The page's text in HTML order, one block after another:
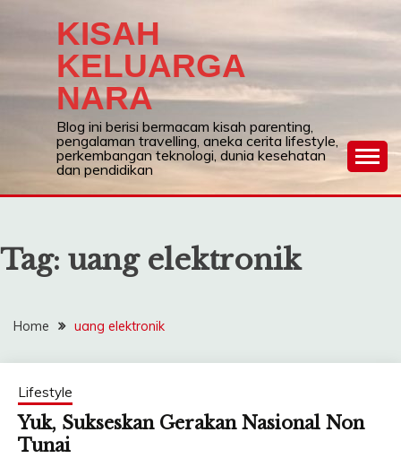
KISAH
KELUARGA
NARA
Blog ini berisi bermacam kisah parenting,
pengalaman travelling, aneka cerita lifestyle,
perkembangan teknologi, dunia kesehatan
dan pendidikan
Tag: uang elektronik
Home uang elektronik
Lifestyle
Yuk, Sukseskan Gerakan Nasional Non
Tunai